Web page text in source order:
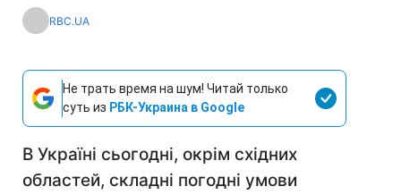
RBC.UA
Не трать время на шум! Читай только
суть из РБК-Украина в Google
В Україні сьогодні, окрім східних
областей, складні погодні умови